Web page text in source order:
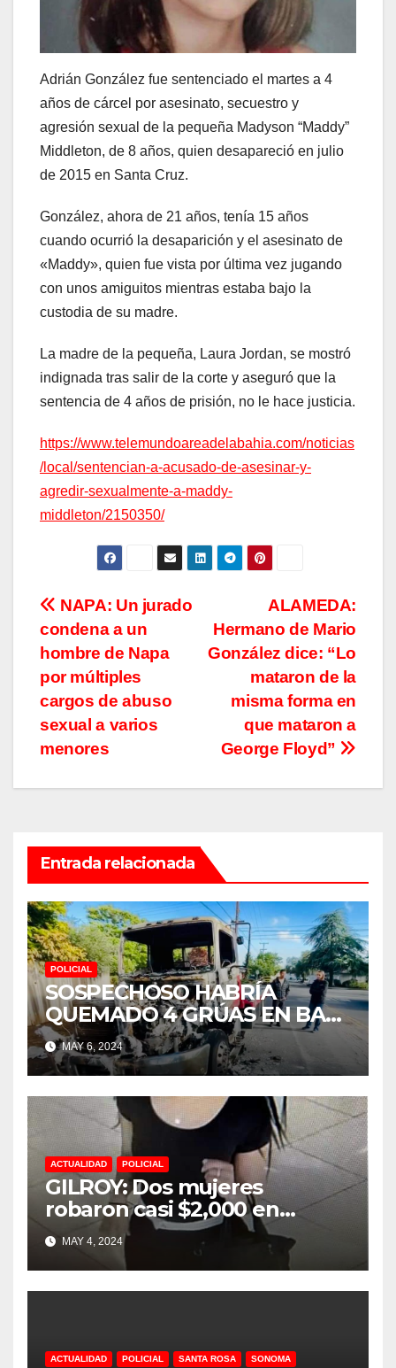
Adrián González fue sentenciado el martes a 4
años de cárcel por asesinato, secuestro y
agresión sexual de la pequeña Madyson “Maddy”
Middleton, de 8 años, quien desapareció en julio
de 2015 en Santa Cruz.
González, ahora de 21 años, tenía 15 años
cuando ocurrió la desaparición y el asesinato de
«Maddy», quien fue vista por última vez jugando
con unos amiguitos mientras estaba bajo la
custodia de su madre.
La madre de la pequeña, Laura Jordan, se mostró
indignada tras salir de la corte y aseguró que la
sentencia de 4 años de prisión, no le hace justicia.
https://www.telemundoareadelabahia.com/noticias
/local/sentencian-a-acusado-de-asesinar-y-
agredir-sexualmente-a-maddy-
middleton/2150350/
Navegación
de
entradas
ALAMEDA:
Hermano de Mario
González dice: “Lo
mataron de la
misma forma en
que mataron a
George Floyd”
NAPA: Un jurado
condena a un
hombre de Napa
por múltiples
cargos de abuso
sexual a varios
menores
Entrada relacionada
POLICIAL
SOSPECHOSO HABRÍA
QUEMADO 4 GRÚAS EN BAY
POINT Y CONCORD
MAY 6, 2024
ACTUALIDAD POLICIAL
GILROY: Dos mujeres
robaron casi $2,000 en
tienda Ulta Beauty
MAY 4, 2024
ACTUALIDAD POLICIAL SANTA ROSA SONOMA